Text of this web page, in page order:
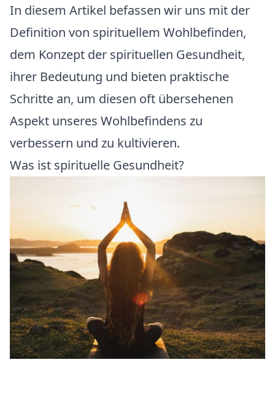
In diesem Artikel befassen wir uns mit der
Definition von spirituellem Wohlbefinden,
dem Konzept der spirituellen Gesundheit,
ihrer Bedeutung und bieten praktische
Schritte an, um diesen oft übersehenen
Aspekt unseres Wohlbefindens zu
verbessern und zu kultivieren.
Was ist spirituelle Gesundheit?